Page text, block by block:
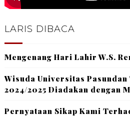
LARIS DIBACA
Mengenang Hari Lahir W.S.
Wisuda Universitas Pasundan
2024/2025 Diadakan dengan
Pernyataan Sikap Kami